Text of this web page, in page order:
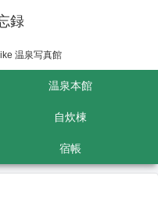
温泉写真館
温泉本館
自炊棟
宿帳